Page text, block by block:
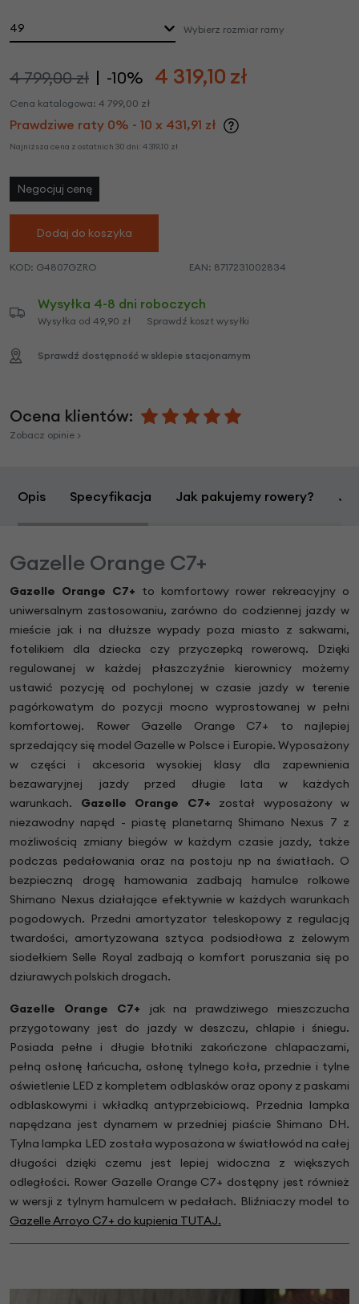
49 Wybierz rozmiar ramy
4 799,00 zł -10% 4 319,10 zł
Cena katalogowa: 4 799,00 zł
Prawdziwe raty 0% - 10 x 431,91 zł
Najniższa cena z ostatnich 30 dni: 4 319,10 zł
Negocjuj cenę
Dodaj do koszyka
KOD: G4807GZRO EAN: 8717231002834
Wysyłka 4-8 dni roboczych
Wysyłka od 49,90 zł Sprawdź koszt wysyłki
Sprawdź dostępność w sklepie stacjonarnym
Ocena klientów:
Zobacz opinie >
Opis Specyfikacja Jak pakujemy rowery?
Gazelle Orange C7+
Gazelle Orange C7+ to komfortowy rower rekreacyjny o
uniwersalnym zastosowaniu, zarówno do codziennej jazdy w
mieście jak i na dłuższe wypady poza miasto z sakwami,
fotelikiem dla dziecka czy przyczepką rowerową. Dzięki
regulowanej w każdej płaszczyźnie kierownicy możemy
ustawić pozycję od pochylonej w czasie jazdy w terenie
pagórkowatym do pozycji mocno wyprostowanej w pełni
komfortowej. Rower Gazelle Orange C7+ to najlepiej
sprzedający się model Gazelle w Polsce i Europie. Wyposażony
w części i akcesoria wysokiej klasy dla zapewnienia
bezawaryjnej jazdy przed długie lata w każdych
warunkach. Gazelle Orange C7+ został wyposażony w
niezawodny napęd - piastę planetarną Shimano Nexus 7 z
możliwością zmiany biegów w każdym czasie jazdy, także
podczas pedałowania oraz na postoju np na światłach. O
bezpieczną drogę hamowania zadbają hamulce rolkowe
Shimano Nexus działające efektywnie w każdych warunkach
pogodowych. Przedni amortyzator teleskopowy z regulacją
twardości, amortyzowana sztyca podsiodłowa z żelowym
siodełkiem Selle Royal zadbają o komfort poruszania się po
dziurawych polskich drogach.
Gazelle Orange C7+ jak na prawdziwego mieszczucha
przygotowany jest do jazdy w deszczu, chlapie i śniegu.
Posiada pełne i długie błotniki zakończone chlapaczami,
pełną osłonę łańcucha, osłonę tylnego koła, przednie i tylne
oświetlenie LED z kompletem odblasków oraz opony z paskami
odblaskowymi i wkładką antyprzebiciową. Przednia lampka
napędzana jest dynamem w przedniej piaście Shimano DH.
Tylna lampka LED została wyposażona w światłowód na całej
długości dzięki czemu jest lepiej widoczna z większych
odległości. Rower Gazelle Orange C7+ dostępny jest również
w wersji z tylnym hamulcem w pedałach. Bliźniaczy model to
Gazelle Arroyo C7+ do kupienia TUTAJ.